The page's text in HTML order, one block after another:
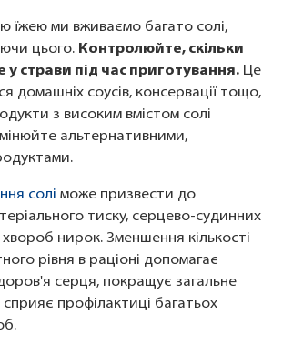
їжею ми вживаємо багато солі,
цього. Контролюйте, скільки
у страви під час приготування. Це
домашніх соусів, консервації тощо,
з високим вмістом солі
альтернативними,
солі може призвести до
тиску, серцево-судинних
нирок. Зменшення кількості
рівня в раціоні допомагає
серця, покращує загальне
профілактиці багатьох